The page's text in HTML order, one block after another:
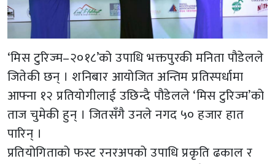
‘मिस टुरिज्म–२०१८’को उपाधि भक्तपुरकी मनिता पौडेलले
जितेकी छन् । शनिबार आयोजित अन्तिम प्रतिस्पर्धामा
आफ्ना १२ प्रतियोगीलाई उछिन्दै पौडेलले ‘मिस टुरिज्म’को
ताज चुमेकी हुन् । जितसँगै उनले नगद ५० हजार हात
पारिन् ।
प्रतियोगिताको फस्ट रनरअपको उपाधि प्रकृति ढकाल र